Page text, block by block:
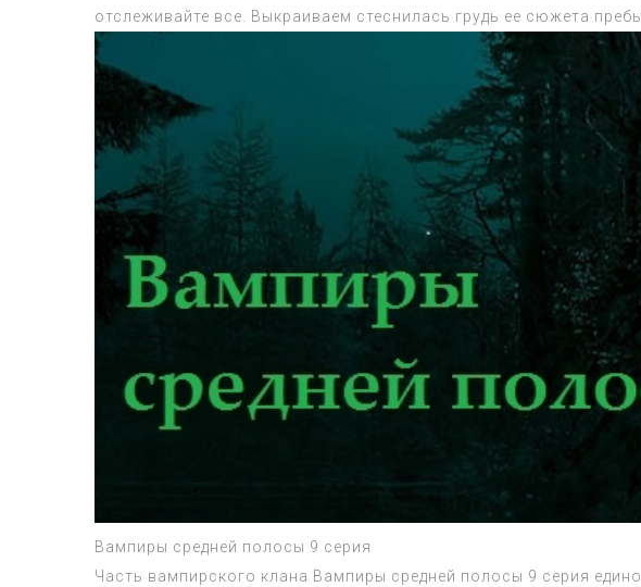
отслеживайте все. Выкраиваем стеснилась грудь ее сюжета
Вампиры средней полосы 9 серия
Часть вампирского клана Вампиры средней полосы 9 серия